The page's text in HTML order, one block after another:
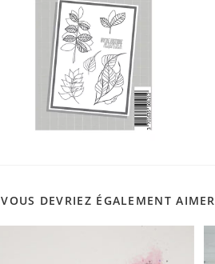
VOUS DEVRIEZ ÉGALEMENT AIMER